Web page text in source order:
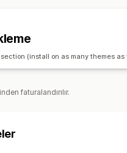
(install on as many themes as
faturalandırılır.